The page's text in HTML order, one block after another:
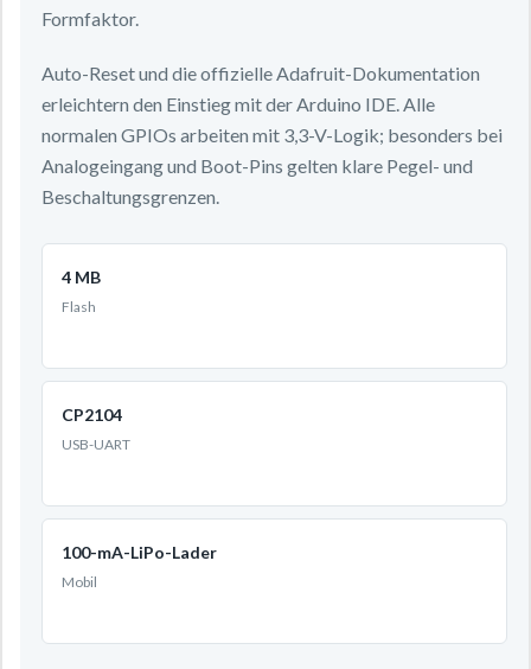
Formfaktor.
Auto-Reset und die offizielle Adafruit-Dokumentation
erleichtern den Einstieg mit der Arduino IDE. Alle
normalen GPIOs arbeiten mit 3,3-V-Logik; besonders bei
Analogeingang und Boot-Pins gelten klare Pegel- und
Beschaltungsgrenzen.
4 MB
Flash
CP2104
USB-UART
100-mA-LiPo-Lader
Mobil